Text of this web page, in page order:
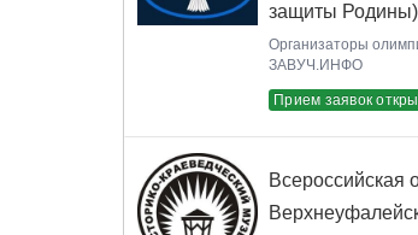
защиты
Организаторы
ЗАВУЧ.ИНФО
Прием заявок
Всероссийская